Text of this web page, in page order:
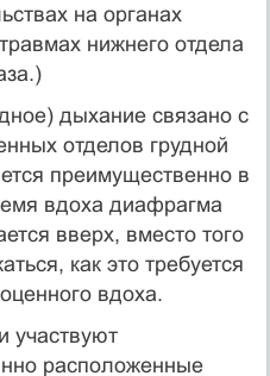
на органах
нижнего отдела
дыхание связано с
отделов грудной
преимущественно в
вдоха диафрагма
вверх, вместо того
как это требуется
вдоха.
участвуют
расположенные